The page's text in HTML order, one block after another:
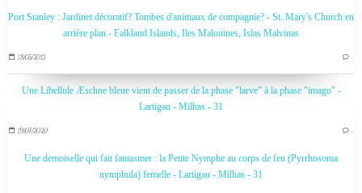
Port Stanley : Jardinet décoratif? Tombes d'animaux de compagnie? - St. Mary's Church en
arrière plan - Falkland Islands, Iles Malouines, Islas Malvinas
18/05/2013
Une Libellule Æschne bleue vient de passer de la phase "larve" à la phase "imago" -
Lartigau - Milhas - 31
19/07/2020
Une demoiselle qui fait fantasmer : la Petite Nymphe au corps de feu (Pyrrhosoma
nymphula) femelle - Lartigau - Milhas - 31